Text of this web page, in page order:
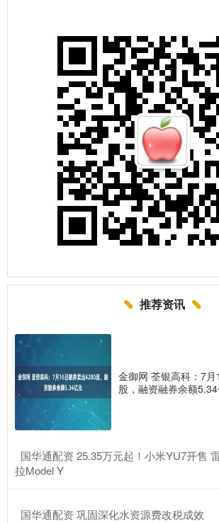
推荐资讯
金御网 荃银高科：7
股，融资融券余额
国华通配资 25.35万元起！小米YU7开售
拉Model Y
​国华通配资 巩固深化水资源费改税成效